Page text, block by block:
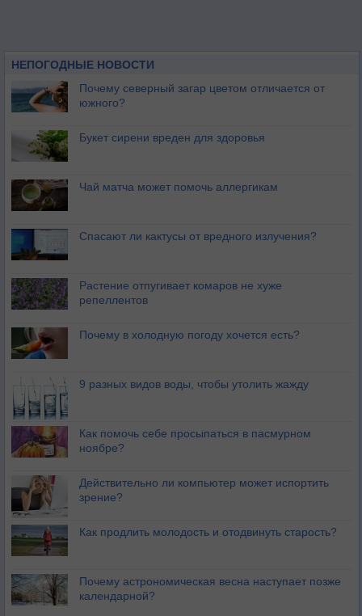
НЕПОГОДНЫЕ НОВОСТИ
Почему северный загар цветом отличается от
южного?
Букет сирени вреден для здоровья
Чай матча может помочь аллергикам
Спасают ли кактусы от вредного излучения?
Растение отпугивает комаров не хуже
репеллентов
Почему в холодную погоду хочется есть?
9 разных видов воды, чтобы утолить жажду
Как помочь себе просыпаться в пасмурном
ноябре?
Действительно ли компьютер может испортить
зрение?
Как продлить молодость и отодвинуть старость?
Почему астрономическая весна наступает позже
календарной?